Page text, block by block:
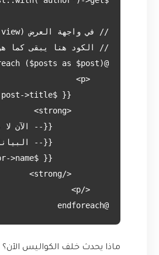
@endforeach